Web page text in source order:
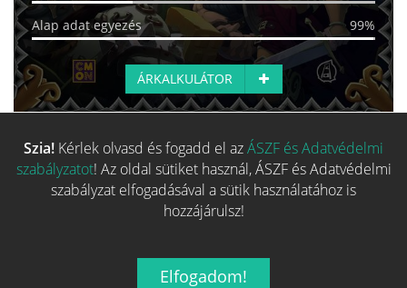
Alap adat egyezés 99%
ÁRKALKULÁTOR
Több hasonló játék keresése
Szia! Kérlek olvasd és fogadd el azÁSZF és Adatvédelmi
szabályzatot! Az oldal sütiket használ, ÁSZF és Adatvédelmi
szabályzat elfogadásával a sütik használatához is
hozzájárulsz!
Elfogadom!